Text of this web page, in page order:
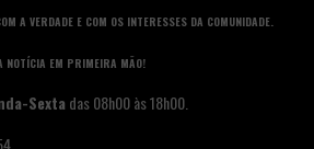
A VERDADE E COM OS INTERESSES DA COMUNIDADE.
NOTÍCIA EM PRIMEIRA MÃO!
Sexta das 08h00 às 18h00.